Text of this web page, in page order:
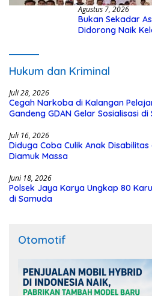
Agustus 7, 2026
Bukan Sekadar
Didorong Naik
Hukum dan Kriminal
Juli 28, 2026
Cegah Narkoba di Kalangan
Gandeng GDAN Gelar Sosialisasi di
Juli 16, 2026
Diduga Coba Culik Anak
Diamuk Massa
Juni 18, 2026
Polsek Jaya Karya Ungkap 80
di Samuda
Otomotif